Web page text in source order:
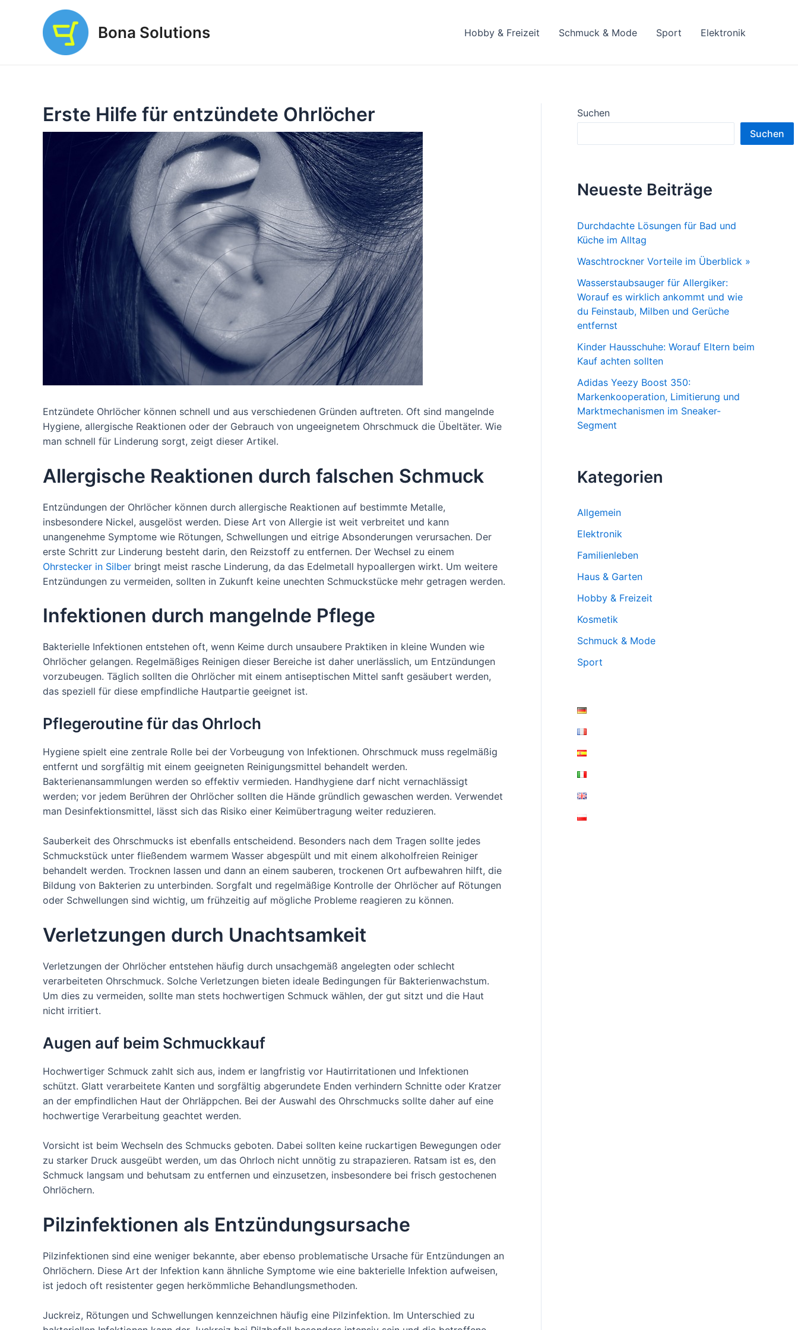
Bona Solutions Hobby & Freizeit Schmuck & Mode Sport Elektronik
Erste Hilfe für entzündete Ohrlöcher
Entzündete Ohrlöcher können schnell und aus verschiedenen Gründen auftreten. Oft sind mangelnde
Hygiene, allergische Reaktionen oder der Gebrauch von ungeeignetem Ohrschmuck die Übeltäter. Wie
man schnell für Linderung sorgt, zeigt dieser Artikel.
Allergische Reaktionen durch falschen Schmuck
Entzündungen der Ohrlöcher können durch allergische Reaktionen auf bestimmte Metalle,
insbesondere Nickel, ausgelöst werden. Diese Art von Allergie ist weit verbreitet und kann
unangenehme Symptome wie Rötungen, Schwellungen und eitrige Absonderungen verursachen. Der
erste Schritt zur Linderung besteht darin, den Reizstoff zu entfernen. Der Wechsel zu einem
Ohrstecker in Silber bringt meist rasche Linderung, da das Edelmetall hypoallergen wirkt. Um weitere
Entzündungen zu vermeiden, sollten in Zukunft keine unechten Schmuckstücke mehr getragen werden.
Infektionen durch mangelnde Pflege
Bakterielle Infektionen entstehen oft, wenn Keime durch unsaubere Praktiken in kleine Wunden wie
Ohrlöcher gelangen. Regelmäßiges Reinigen dieser Bereiche ist daher unerlässlich, um Entzündungen
vorzubeugen. Täglich sollten die Ohrlöcher mit einem antiseptischen Mittel sanft gesäubert werden,
das speziell für diese empfindliche Hautpartie geeignet ist.
Pflegeroutine für das Ohrloch
Hygiene spielt eine zentrale Rolle bei der Vorbeugung von Infektionen. Ohrschmuck muss regelmäßig
entfernt und sorgfältig mit einem geeigneten Reinigungsmittel behandelt werden.
Bakterienansammlungen werden so effektiv vermieden. Handhygiene darf nicht vernachlässigt
werden; vor jedem Berühren der Ohrlöcher sollten die Hände gründlich gewaschen werden. Verwendet
man Desinfektionsmittel, lässt sich das Risiko einer Keimübertragung weiter reduzieren.
Sauberkeit des Ohrschmucks ist ebenfalls entscheidend. Besonders nach dem Tragen sollte jedes
Schmuckstück unter fließendem warmem Wasser abgespült und mit einem alkoholfreien Reiniger
behandelt werden. Trocknen lassen und dann an einem sauberen, trockenen Ort aufbewahren hilft, die
Bildung von Bakterien zu unterbinden. Sorgfalt und regelmäßige Kontrolle der Ohrlöcher auf Rötungen
oder Schwellungen sind wichtig, um frühzeitig auf mögliche Probleme reagieren zu können.
Verletzungen durch Unachtsamkeit
Verletzungen der Ohrlöcher entstehen häufig durch unsachgemäß angelegten oder schlecht
verarbeiteten Ohrschmuck. Solche Verletzungen bieten ideale Bedingungen für Bakterienwachstum.
Um dies zu vermeiden, sollte man stets hochwertigen Schmuck wählen, der gut sitzt und die Haut
nicht irritiert.
Augen auf beim Schmuckkauf
Hochwertiger Schmuck zahlt sich aus, indem er langfristig vor Hautirritationen und Infektionen
schützt. Glatt verarbeitete Kanten und sorgfältig abgerundete Enden verhindern Schnitte oder Kratzer
an der empfindlichen Haut der Ohrläppchen. Bei der Auswahl des Ohrschmucks sollte daher auf eine
hochwertige Verarbeitung geachtet werden.
Vorsicht ist beim Wechseln des Schmucks geboten. Dabei sollten keine ruckartigen Bewegungen oder
zu starker Druck ausgeübt werden, um das Ohrloch nicht unnötig zu strapazieren. Ratsam ist es, den
Schmuck langsam und behutsam zu entfernen und einzusetzen, insbesondere bei frisch gestochenen
Ohrlöchern.
Pilzinfektionen als Entzündungsursache
Pilzinfektionen sind eine weniger bekannte, aber ebenso problematische Ursache für Entzündungen an
Ohrlöchern. Diese Art der Infektion kann ähnliche Symptome wie eine bakterielle Infektion aufweisen,
ist jedoch oft resistenter gegen herkömmliche Behandlungsmethoden.
Juckreiz, Rötungen und Schwellungen kennzeichnen häufig eine Pilzinfektion. Im Unterschied zu
Suchen
Suchen
Neueste Beiträge
Durchdachte Lösungen für Bad und
Küche im Alltag
Waschtrockner Vorteile im Überblick »
Wasserstaubsauger für Allergiker:
Worauf es wirklich ankommt und wie
du Feinstaub, Milben und Gerüche
entfernst
Kinder Hausschuhe: Worauf Eltern beim
Kauf achten sollten
Adidas Yeezy Boost 350:
Markenkooperation, Limitierung und
Marktmechanismen im Sneaker-
Segment
Kategorien
Allgemein
Elektronik
Familienleben
Haus & Garten
Hobby & Freizeit
Kosmetik
Schmuck & Mode
Sport